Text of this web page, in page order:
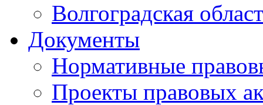
Волгоградская
Документы
Нормативные
Проекты правовых